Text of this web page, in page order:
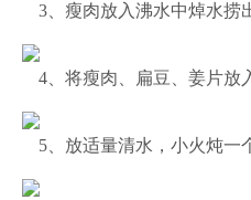
3、瘦肉放入沸水中焯水捞
4、将瘦肉、扁豆、姜片放
5、放适量清水，小火炖一